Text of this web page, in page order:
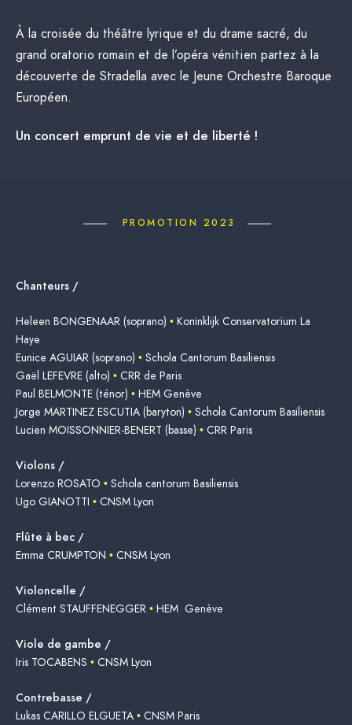
À la croisée du théâtre lyrique et du drame sacré, du
grand oratorio romain et de l’opéra vénitien partez à la
découverte de Stradella avec le Jeune Orchestre Baroque
Européen.
Un concert emprunt de vie et de liberté !
PROMOTION 2023
Chanteurs /
Heleen BONGENAAR (soprano) • Koninklijk Conservatorium La
Haye
Eunice AGUIAR (soprano) • Schola Cantorum Basiliensis
Gaël LEFEVRE (alto) • CRR de Paris
Paul BELMONTE (ténor) • HEM Genève
Jorge MARTINEZ ESCUTIA (baryton) • Schola Cantorum Basiliensis
Lucien MOISSONNIER-BENERT (basse) • CRR Paris
Violons /
Lorenzo ROSATO • Schola cantorum Basiliensis
Ugo GIANOTTI • CNSM Lyon
Flûte à bec /
Emma CRUMPTON • CNSM Lyon
Violoncelle /
Clément STAUFFENEGGER • HEM Genève
Viole de gambe /
Iris TOCABENS • CNSM Lyon
Contrebasse /
Lukas CARILLO ELGUETA • CNSM Paris